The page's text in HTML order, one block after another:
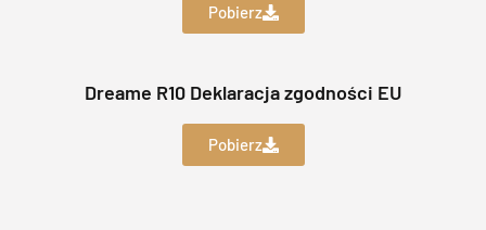
Pobierz
Dreame R10 Deklaracja zgodności EU
Pobierz